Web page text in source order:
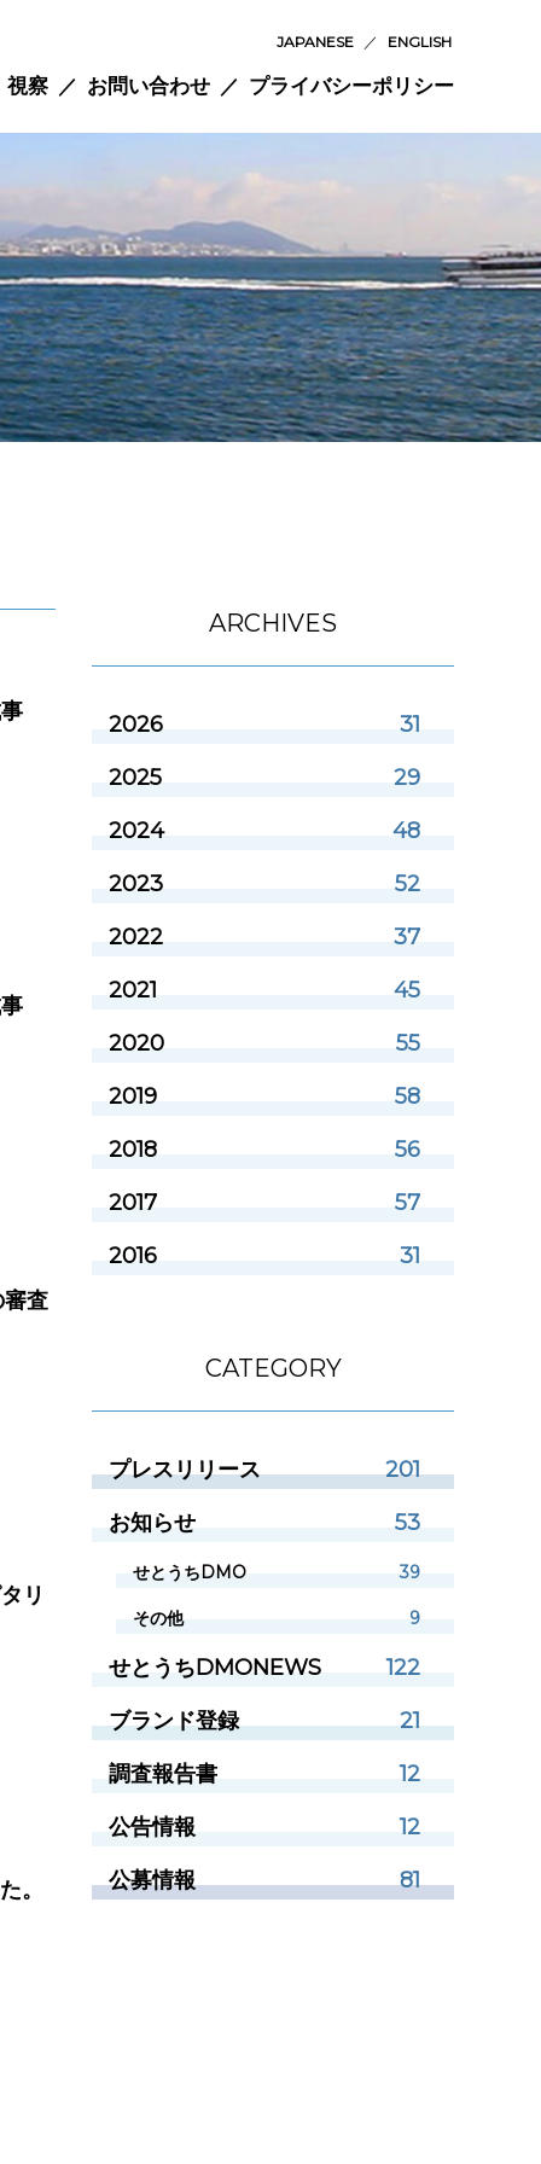
JAPANESE ／ ENGLISH
視察 お問い合わせ プライバシーポリシー
査
リ
。
ARCHIVES
2026
31
2025
29
2024
48
2023
52
2022
37
2021
45
2020
55
2019
58
2018
56
2017
57
2016
31
CATEGORY
プレスリリース
201
お知らせ
53
せとうちDMO 39
その他 9
せとうちDMONEWS
122
ブランド登録
21
調査報告書
12
公告情報
12
公募情報
81